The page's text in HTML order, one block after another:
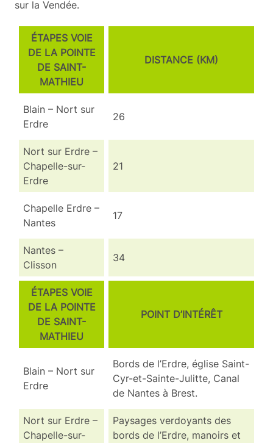
sur la Vendée.
ÉTAPES VOIE
DE LA POINTE
DE SAINT-
MATHIEU
DISTANCE (KM)
Blain – Nort sur
Erdre
26
Nort sur Erdre –
Chapelle-sur-
Erdre
21
Chapelle Erdre –
Nantes
17
Nantes –
Clisson
34
ÉTAPES VOIE
DE LA POINTE
DE SAINT-
MATHIEU
POINT D’INTÉRÊT
Blain – Nort sur
Erdre
Bords de l’Erdre, église Saint-
Cyr-et-Sainte-Julitte, Canal
de Nantes à Brest.
Nort sur Erdre –
Chapelle-sur-
Paysages verdoyants des
bords de l’Erdre, manoirs et